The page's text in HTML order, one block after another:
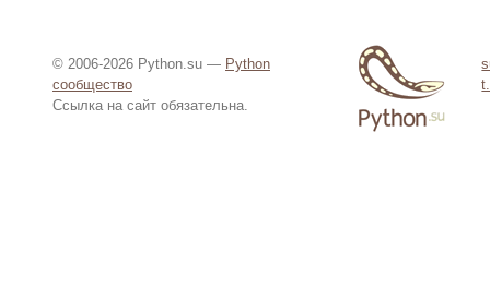
© 2006-2026 Python.su — Python
сообщество
Ссылка на сайт обязательна.